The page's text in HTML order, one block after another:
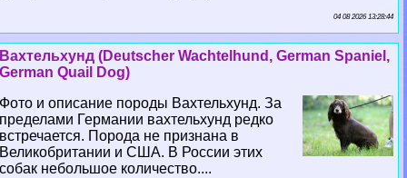
04 08 2026 13:28:44
Вахтельхунд (Deutscher Wachtelhund, German Spaniel,
German Quail Dog)
Фото и описание породы Вахтельхунд. За
пределами Германии вахтельхунд редко
встречается. Порода не признана в
Великобритании и США. В России этих
собак небольшое количество....